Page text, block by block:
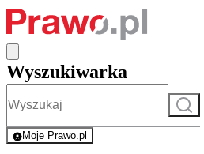
Wyszukiwarka
Szukaj
Moje Prawo.pl
- rejestracja i logowanie do serwisu